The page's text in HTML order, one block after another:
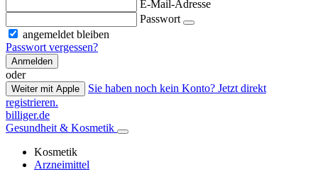
E-Mail-Adresse
Passwort
angemeldet bleiben
Passwort vergessen?
Anmelden
oder
Weiter mit Apple
Sie haben noch kein Konto? Jetzt direkt
registrieren.
billiger.de
Gesundheit & Kosmetik
Kosmetik
Arzneimittel